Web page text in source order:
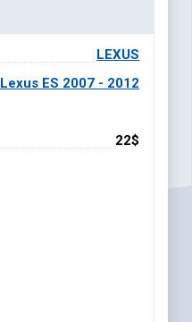
LEXUS
Lexus ES 2007 - 2012
22$